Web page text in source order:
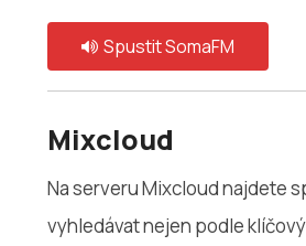
Spustit SomaFM
Mixcloud
Na serveru Mixcloud najdete
vyhledávat nejen podle